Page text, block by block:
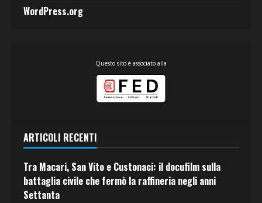
WordPress.org
Questo sito è associato alla
ARTICOLI RECENTI
Tra Macari, San Vito e Custonaci: il docufilm sulla
battaglia civile che fermò la raffineria negli anni
Settanta